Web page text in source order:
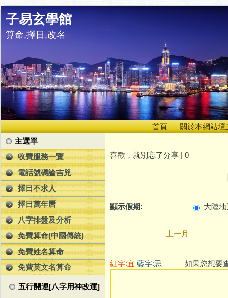
子易玄學館
算命,擇日,改名
首頁
關於本網站壇
主選單
收費服務一覽
電話號碼論吉兇
擇日不求人
擇日萬年曆
八字排盤及分析
免費算命(中國傳統)
免費姓名算命
免費英文名算命
五行開運[八字用神改運]
喜歡，就別忘了分享 | 0
顯示假期: 大陸
上一月
紅字:宜 藍字:忌 如果您想要查看